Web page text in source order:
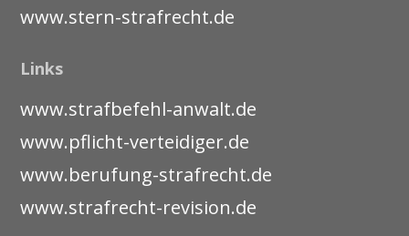
www.stern-strafrecht.de
Links
www.strafbefehl-anwalt.de
www.pflicht-verteidiger.de
www.berufung-strafrecht.de
www.strafrecht-revision.de